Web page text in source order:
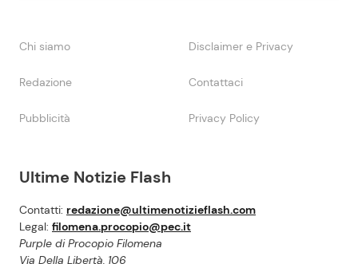
Ultime Notizie Flash
Contatti: redazione@ultimenotizieflash.com
Legal: filomena.procopio@pec.it
Purple di Procopio Filomena
Via Della Libertà, 106
Chi siamo Disclaimer e Privacy
Redazione Contattaci
Pubblicità Privacy Policy